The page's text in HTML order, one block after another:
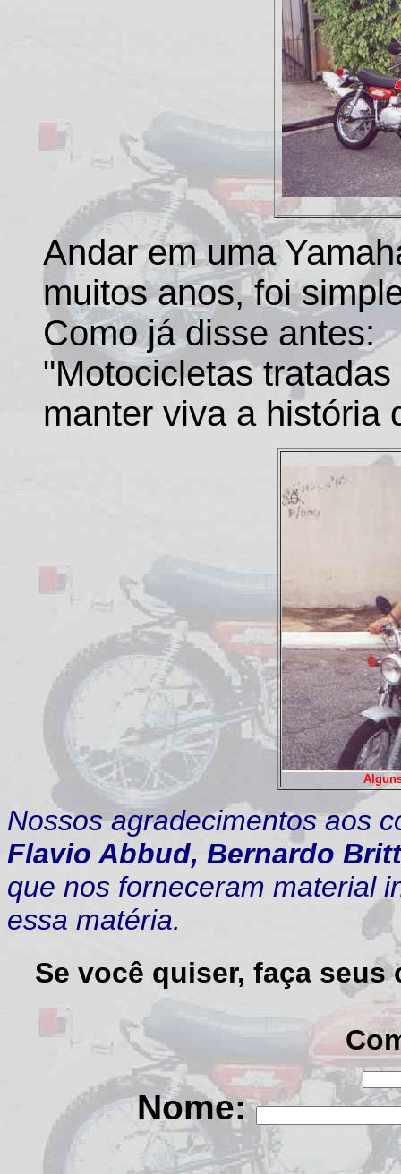
Andar em uma
muitos anos, foi
Como já disse antes:
"Motocicletas
manter viva a história
Nossos agradecimentos aos
Flavio Abbud, Bernardo
que nos forneceram material
essa matéria.
Se você quiser, faça
Nome: